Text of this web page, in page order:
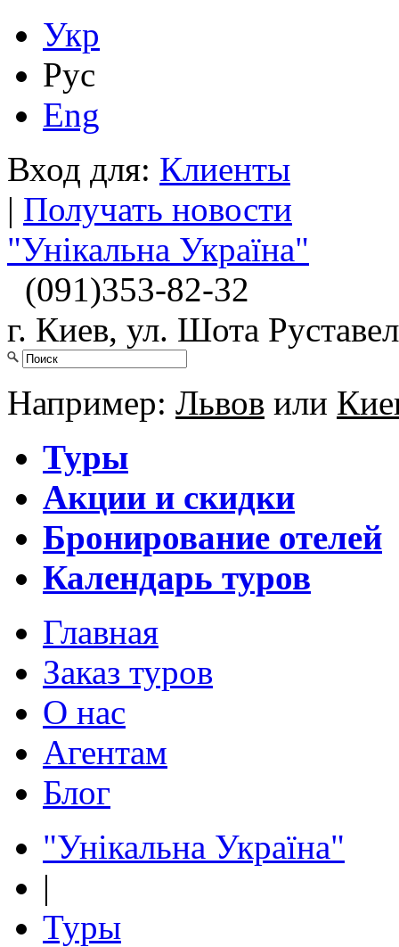
Укр
Рус
Eng
Вход для: Клиенты
| Получать новости
"Унікальна Україна"
(091)353-82-32
г. Киев, ул. Шота
Например: Львов или
Туры
Акции и скидки
Бронирование отелей
Календарь туров
Главная
Заказ туров
О нас
Агентам
Блог
"Унікальна Україна"
|
Туры